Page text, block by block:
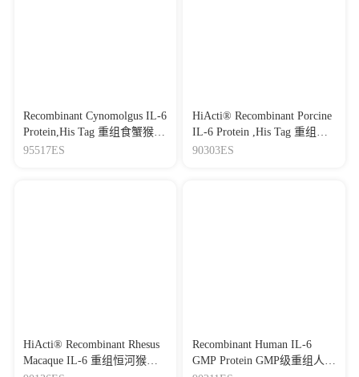
Recombinant Cynomolgus IL-6
Protein,His Tag 重组食蟹猴白
介素-6
95517ES
HiActi® Recombinant Porcine
IL-6 Protein ,His Tag 重组猪
白介素-6
90303ES
HiActi® Recombinant Rhesus
Macaque IL-6 重组恒河猴白
Recombinant Human IL-6
GMP Protein GMP级重组人白